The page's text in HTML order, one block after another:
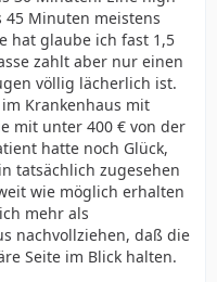
Minuten meistens
hat glaube ich fast 1,5
zahlt aber nur einen
völlig lächerlich ist.
Krankenhaus mit
mit unter 400 € von der
hatte noch Glück,
tatsächlich zugesehen
wie möglich erhalten
mehr als
nachvollziehen, daß die
Seite im Blick halten.